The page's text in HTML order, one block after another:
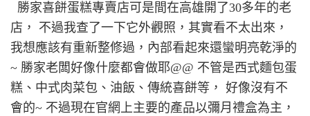
勝家喜餅蛋糕專賣店可是間在高雄開了30多年的老
店， 不過我查了一下它外觀照，其實看不太出來，
我想應該有重新整修過，內部看起來還蠻明亮乾淨的
~ 勝家老闆好像什麼都會做耶@@ 不管是西式麵包蛋
糕、中式肉菜包、油飯、傳統喜餅等， 好像沒有不
會的~ 不過現在官網上主要的產品以彌月禮盒為主，